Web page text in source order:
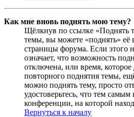
Как мне вновь поднять мою тему?
Щёлкнув по ссылке «Поднять
темы, вы можете «поднять» её
страницы форума. Если этого
означает, что возможность
отключена, или время,
повторного поднятия темы,
можно поднять тему, просто
удостоверьтесь, что тем
конференции, на которой
Вернуться к началу